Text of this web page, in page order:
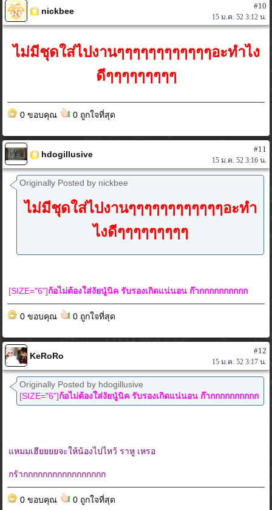
nickbee
#10
15 ม.ค. 52 3:12 น.
ไม่มีชุดใส่ไปงานๆๆๆๆๆๆๆๆๆๆๆๆอะทำไง
ดีๆๆๆๆๆๆๆๆๆ
0 ขอบคุณ 0 ถูกใจที่สุด
hdogillusive
#11
15 ม.ค. 52 3:16 น.
Originally Posted by nickbee
ไม่มีชุดใส่ไปงานๆๆๆๆๆๆๆๆๆๆๆๆอะทำ
ไงดีๆๆๆๆๆๆๆๆๆ
[SIZE="6"]ก้อไม่ต้องใส่งัยนู๋นิค รับรองเกิดแน่นอน ก๊ากกกกกกกกกก
0 ขอบคุณ 0 ถูกใจที่สุด
KeRoRo
#12
15 ม.ค. 52 3:17 น.
Originally Posted by hdogillusive
[SIZE="6"]ก้อไม่ต้องใส่งัยนู๋นิค รับรองเกิดแน่นอน ก๊ากกกกกกกกกก
แหมมเฮียยยยจะให้น้องไปไหว้ ราหู เหรอ
กร้ากกกกกกกกกกกกกกกกก
0 ขอบคุณ 0 ถูกใจที่สุด